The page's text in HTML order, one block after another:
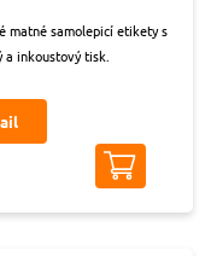
matné samolepicí etikety s
inkoustový tisk.